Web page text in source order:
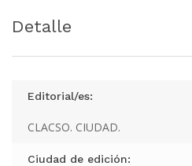
Detalle
Editorial/es:
CLACSO. CIUDAD.
Ciudad de edición: